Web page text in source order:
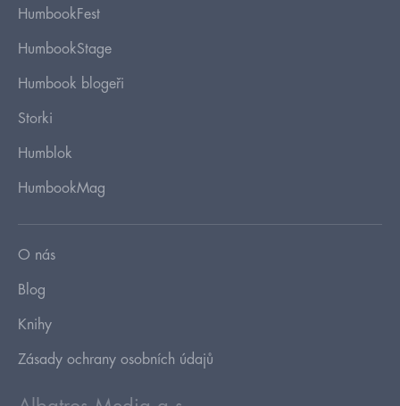
HumbookFest
HumbookStage
Humbook blogeři
Storki
Humblok
HumbookMag
O nás
Blog
Knihy
Zásady ochrany osobních údajů